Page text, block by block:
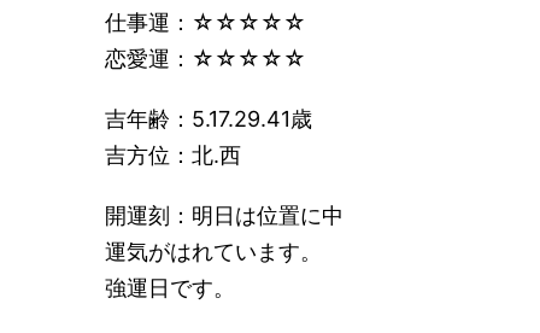
仕事運：☆☆☆☆☆
恋愛運：☆☆☆☆☆
吉年齢：5.17.29.41歳
吉方位：北.西
開運刻：明日は位置に中
運気がはれています。
強運日です。